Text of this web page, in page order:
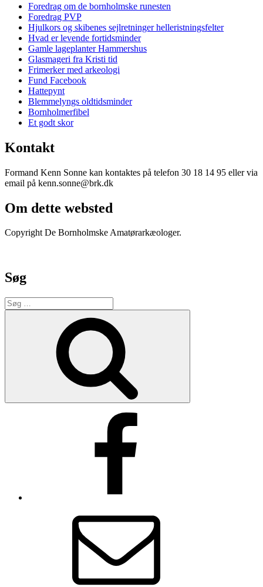
Foredrag om de bornholmske runesten
Foredrag PVP
Hjulkors og skibenes sejlretninger helleristningsfelter
Hvad er levende fortidsminder
Gamle lageplanter Hammershus
Glasmageri fra Kristi tid
Frimerker med arkeologi
Fund Facebook
Hattepynt
Blemmelyngs oldtidsminder
Bornholmerfibel
Et godt skor
Kontakt
Formand Kenn Sonne kan kontaktes på telefon 30 18 14 95 eller via
email på kenn.sonne@brk.dk
Om dette websted
Copyright De Bornholmske Amatørarkæologer.
Søg
Søg
efter: